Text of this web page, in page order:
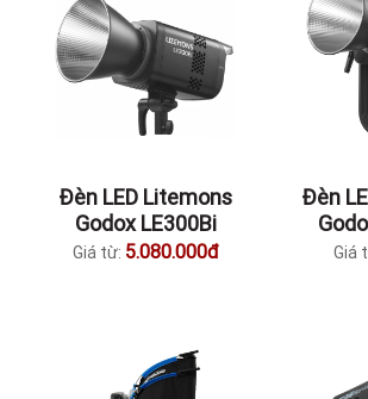
Đèn LED Litemons
Godox LE300Bi
Giá từ: 5.080.000đ
Đèn
Giá